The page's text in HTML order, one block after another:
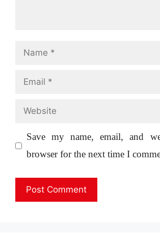
Name
Email
Website
Save my name, email, and
browser for the next time I